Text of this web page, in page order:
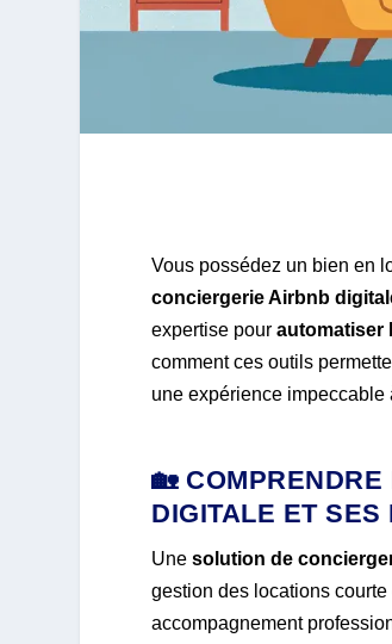
Vous possédez un bien en
conciergerie Airbnb
expertise pourautomatiser
comment ces outils
une expérience impeccable
🏡
DIGITALE ET SES
Unesolution de
gestion des locations
accompagnement